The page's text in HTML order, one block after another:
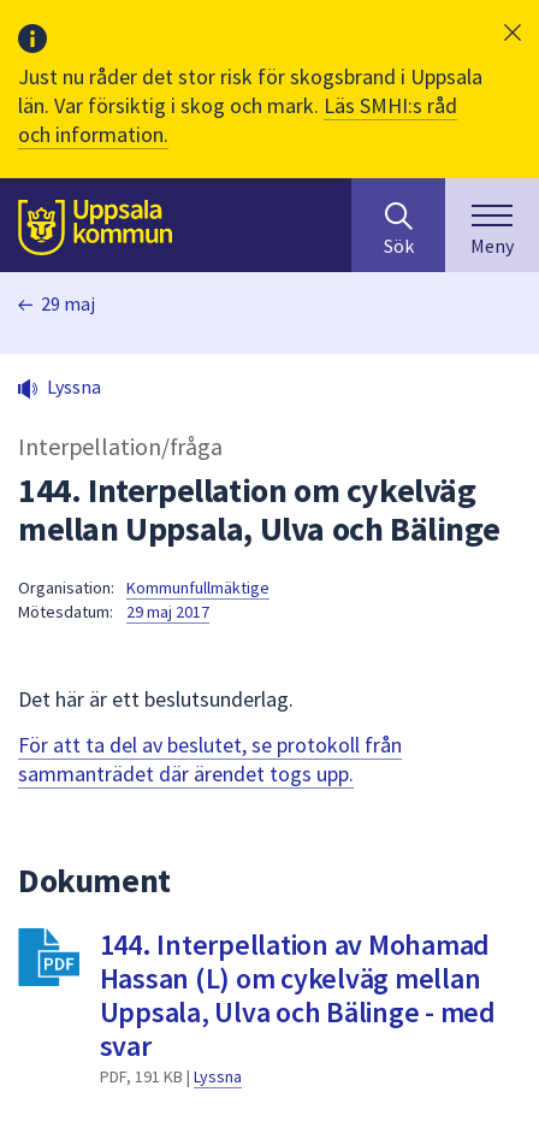
Just nu råder det stor risk för skogsbrand i Uppsala
län. Var försiktig i skog och mark. Läs SMHI:s råd
och information.
Till sidans
huvudinnehåll
efter
innehåll
på
sökfältet
kommer
sökförslag
för
att
navigera
för
att
välja
något
Sök Meny
29 maj
Lyssna
Interpellation/fråga
144. Interpellation om cykelväg
mellan Uppsala, Ulva och Bälinge
Organisation:
Kommunfullmäktige
Mötesdatum:
29 maj 2017
Det här är ett beslutsunderlag.
För att ta del av beslutet, se protokoll från
sammanträdet där ärendet togs upp.
Dokument
144. Interpellation av Mohamad
Hassan (L) om cykelväg mellan
Uppsala, Ulva och Bälinge - med
svar
PDF, 191 KB | Lyssna